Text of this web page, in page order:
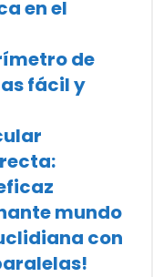
en el
de
fácil y
mundo
con